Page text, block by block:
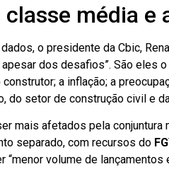
média e
o presidente da Cbic,
dos desafios”. São eles
a inflação; a
do setor de construção civil e
mais afetados pela conjuntura
separado, com recursos do
“menor volume de